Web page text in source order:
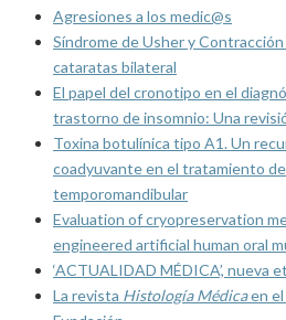
Agresiones a los medic@s
Síndrome de Usher y
cataratas bilateral
El papel del cronotipo en el
trastorno de insomnio: Una
Toxina botulínica tipo A1. Un
coadyuvante en el tratamiento
temporomandibular
Evaluation of cryopreservation
engineered artificial human oral
‘ACTUALIDAD MÉDICA’, nueva
La revista Histología Médicaen el